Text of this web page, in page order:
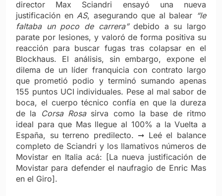
director Max Sciandri ensayó una nueva
justificación enAS, asegurando que al balear “le
faltaba un poco de carrera”debido a su largo
parate por lesiones, y valoró de forma positiva su
reacción para buscar fugas tras colapsar en el
Blockhaus. El análisis, sin embargo, expone el
dilema de un líder franquicia con contrato largo
que prometió podio y terminó sumando apenas
155 puntos UCI individuales. Pese al mal sabor de
boca, el cuerpo técnico confía en que la dureza
de la
Corsa Rosasirva como la base de ritmo
ideal para que Mas llegue al 100% a la Vuelta a
España, su terreno predilecto. ➞ Leé el balance
completo de Sciandri y los llamativos números de
Movistar en Italia acá: [La nueva justificación de
Movistar para defender el naufragio de Enric Mas
en el Giro].